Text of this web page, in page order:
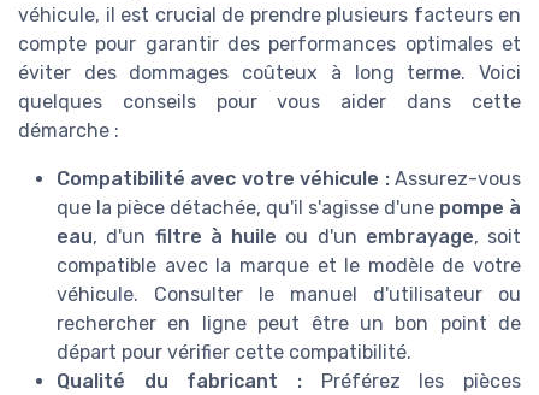
véhicule, il est crucial de prendre plusieurs facteurs en
compte pour garantir des performances optimales et
éviter des dommages coûteux à long terme. Voici
quelques conseils pour vous aider dans cette
démarche :
Compatibilité avec votre véhicule :Assurez-vous
que la pièce détachée, qu'il s'agisse d'une pompe à
eau, d'un filtre à huile ou d'un embrayage, soit
compatible avec la marque et le modèle de votre
véhicule. Consulter le manuel d'utilisateur ou
rechercher en ligne peut être un bon point de
départ pour vérifier cette compatibilité.
Qualité du fabricant : Préférez les pièces